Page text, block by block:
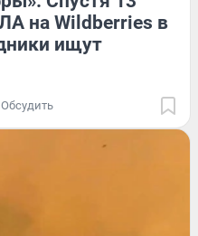
на Wildberries в
ищут
Обсудить